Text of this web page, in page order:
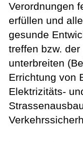
Verordnungen
erfüllen und
gesunde
treffen bzw.
unterbreiten
Errichtung von
Elektrizitäts-